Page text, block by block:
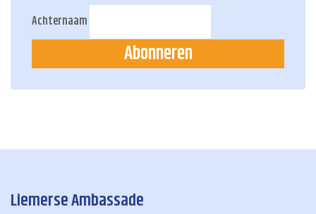
Achternaam
Abonneren
Liemerse Ambassade